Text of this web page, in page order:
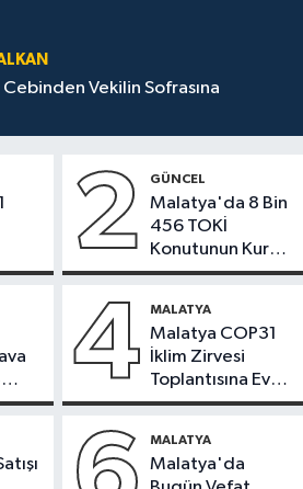
Vekilin Sofrasına
2 GÜNCEL
Malatya'da 8 Bin
456 TOKİ
Konutunun Kurası
Bugün Çekiliyor
4 MALATYA
Malatya COP31
İklim Zirvesi
Toplantısına Ev
Sahipliği Yaptı
MALATYA
Malatya'da